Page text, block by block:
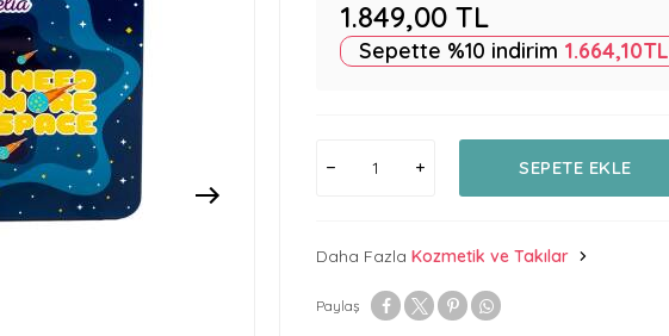
1.849,00 TL
Sepette %10 indirim 1.664,10TL
SEPETE EKLE
Daha Fazla Kozmetik ve Takılar
Paylaş